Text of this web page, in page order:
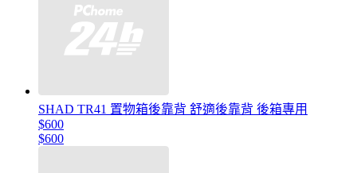
SHAD TR41 置物箱後靠背 舒適後靠背 後箱專用
$600
$600